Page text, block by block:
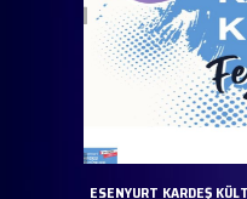
ESENYURT KARDEŞ